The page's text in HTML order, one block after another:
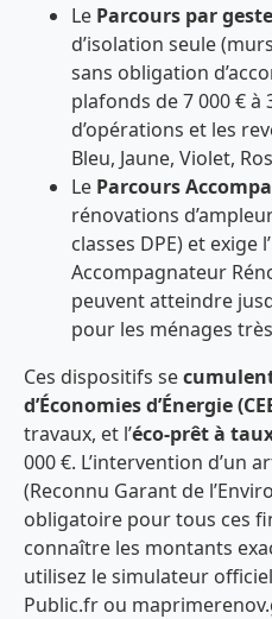
Le Parcours par geste
d’isolation seule
sans obligation
plafonds de 7 000 € à
d’opérations et les
Bleu, Jaune, Violet,
Le Parcours
rénovations
classes DPE) et exige
Accompagnateur
peuvent atteindre
pour les ménages
Ces dispositifs se
d’Économies d’Énergie
travaux, et l’éco-prêt à
000 €. L’intervention d’un
(Reconnu Garant de
obligatoire pour tous ces
connaître les montants
utilisez le simulateur
Public.fr ou